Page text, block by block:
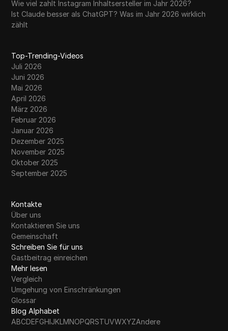
Wie viel zahlt Instagram Inhaltsersteller im Jahr 2026?
Ist Claude besser als ChatGPT? Was im Jahr 2026 wirklich
zählt
Top-Trending-Videos
Juli 2026
Juni 2026
Mai 2026
April 2026
März 2026
Februar 2026
Januar 2026
Dezember 2025
November 2025
Oktober 2025
September 2025
Kontakte
Über uns
Kontaktieren Sie uns
Gemeinschaft
Schreiben Sie für uns
Gastbeitrag einreichen
Mehr lesen
Vergleich
Umgehung von Einschränkungen
Glossar
Blog Alphabet
ABCDEFGHIJKLMNOPQRSTUVWXYZAndere